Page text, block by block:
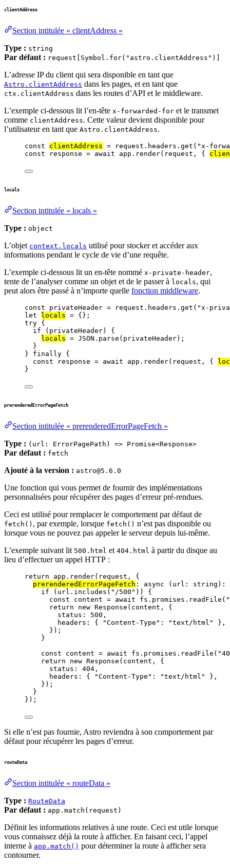
clientAddress
Section intitulée « clientAddress »
Type : string
Par défaut : request[Symbol.for("astro.clientAddress")]
L’adresse IP du client qui sera disponible en tant que
Astro.clientAddress dans les pages, et en tant que
ctx.clientAddress dans les routes d’API et le middleware.
L’exemple ci-dessous lit l’en-tête x-forwarded-for et le transmet
comme clientAddress. Cette valeur devient disponible pour
l’utilisateur en tant que Astro.clientAddress.
const clientAddress = request . headers . get ( " x-
const
response = await app . render( request , {
locals
Section intitulée « locals »
Type : object
L’objet context.locals utilisé pour stocker et accéder aux
informations pendant le cycle de vie d’une requête.
L’exemple ci-dessous lit un en-tête nommé x-private-header,
tente de l’analyser comme un objet et de le passer à locals, qui
peut alors être passé à n’importe quelle fonction middleware.
const privateHeader = request . headers . get ( " x-
let
locals = {} ;
try {
if ( privateHeader) {
locals = JSON . parse ( privateHeader);
}
} finally {
const
response = await app . render( request , {
}
prerenderedErrorPageFetch
Section intitulée « prerenderedErrorPageFetch »
Type : (url: ErrorPagePath) => Promise<Response>
Par défaut : fetch
Ajouté à la version : astro@5.6.0
Une fonction qui vous permet de fournir des implémentations
personnalisées pour récupérer des pages d’erreur pré-rendues.
Ceci est utilisé pour remplacer le comportement par défaut de
fetch() , par exemple, lorsque fetch() n’est pas disponible ou
lorsque vous ne pouvez pas appeler le serveur depuis lui-même.
L’exemple suivant lit 500.html et 404.html à partir du disque au
lieu d’effectuer un appel HTTP :
return app . render( request , {
prerenderedErrorPageFetch : async ( url : string ) :
if ( url . includes ( " /500 " )) {
const content = await fs . promises . readFile ( "
return
new Response ( content , {
status: 500 ,
headers: {
"Content-Type " : "text/html "
},
});
}
const content = await fs . promises . readFile ( "
return
new Response ( content , {
status: 404 ,
headers: {
"Content-Type " : "text/html "
},
});
}
});
Si elle n’est pas fournie, Astro reviendra à son comportement par
défaut pour récupérer les pages d’erreur.
routeData
Section intitulée « routeData »
Type : RouteData
Par défaut : app.match(request)
Définit les informations relatives à une route. Ceci est utile lorsque
vous connaissez déjà la route à afficher. En faisant ceci, l’appel
interne à app.match() pour déterminer la route à afficher sera
contourner.